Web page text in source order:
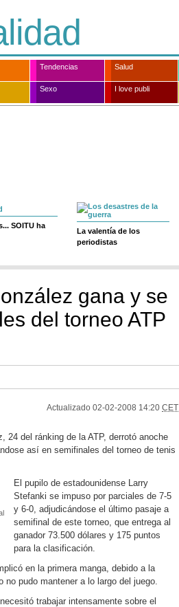
Tendencias Salud
Sexo I love publi
SOITU ha
La valentía de los
periodistas
gana y se
del torneo ATP
Actualizado 02-02-2008 14:20 CET
del ránking de la ATP, derrotó anoche
así en semifinales del torneo de tenis
El pupilo de estadounidense Larry
Stefanki se impuso por parciales de 7-5
y 6-0, adjudicándose el último pasaje a
semifinal de este torneo, que entrega al
ganador 73.500 dólares y 175 puntos
para la clasificación.
en la primera manga, debido a la
no pudo mantener a lo largo del juego.
trabajar intensamente sobre el